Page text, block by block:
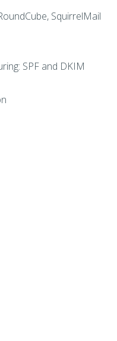
SquirrelMail
SPF and DKIM